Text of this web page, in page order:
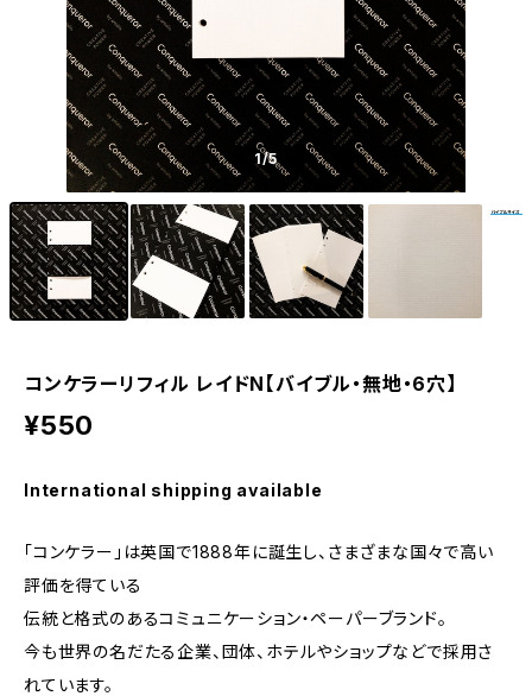
1/5
コンケラーリフィル レイドN【バイブル・無地・6穴】
¥550
International shipping available
「コンケラー」は英国で1888年に誕生し、さまざまな国々で高い
評価を得ている
伝統と格式のあるコミュニケーション・ペーパーブランド。
今も世界の名だたる企業、団体、ホテルやショップなどで採用さ
れています。